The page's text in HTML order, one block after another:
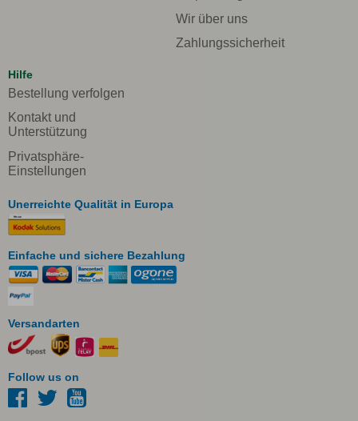
Wir über uns
Zahlungssicherheit
Hilfe
Bestellung verfolgen
Kontakt und
Unterstützung
Privatsphäre-
Einstellungen
Unerreichte Qualität in Europa
Einfache und sichere Bezahlung
Versandarten
Follow us on